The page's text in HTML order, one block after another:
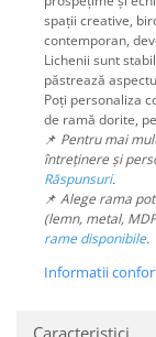
spații creative,
contemporan,
Lichenii sunt
păstrează
Poți personaliza
de ramă dorite,
📌 Pentru mai
întreținere și
Răspunsuri.
📌 Alege rama
(lemn, metal,
rame disponibile.
Informatii
Caracteristici